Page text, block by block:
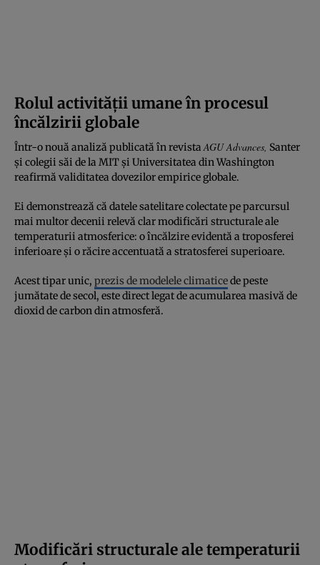
Rolul activității umane în procesul
încălzirii globale
Într-o nouă analiză publicată în revistaAGU Advances Santer
și colegii săi de la MIT și Universitatea din Washington
reafirmă validitatea dovezilor empirice globale.
Ei demonstrează că datele satelitare colectate pe parcursul
mai multor decenii relevă clar modificări structurale ale
temperaturii atmosferice: o încălzire evidentă a troposferei
inferioare și o răcire accentuată a stratosferei superioare.
Acest tipar unic, prezis de modelele climaticede peste
jumătate de secol, este direct legat de acumularea masivă de
dioxid de carbon din atmosferă.
Modificări structurale ale temperaturii